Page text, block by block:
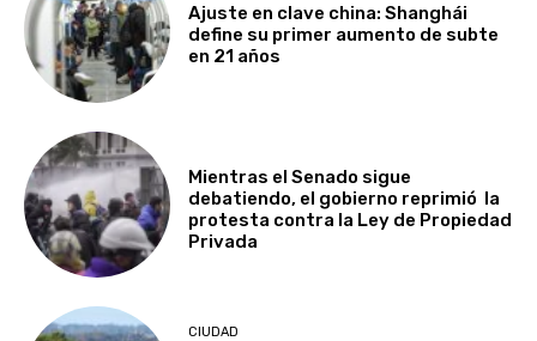
Ajuste en clave china: Shanghái
define su primer aumento de subte
en 21 años
Mientras el Senado sigue
debatiendo, el gobierno reprimió la
protesta contra la Ley de Propiedad
Privada
CIUDAD